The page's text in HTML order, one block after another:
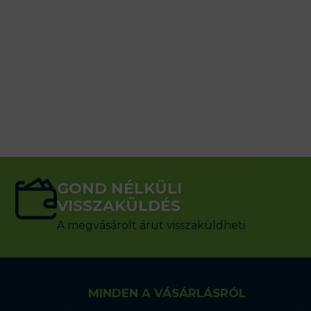
GOND NÉLKÜLI
VISSZAKÜLDÉS
A megvásárolt árut visszaküldheti
MINDEN A VÁSÁRLÁSRÓL